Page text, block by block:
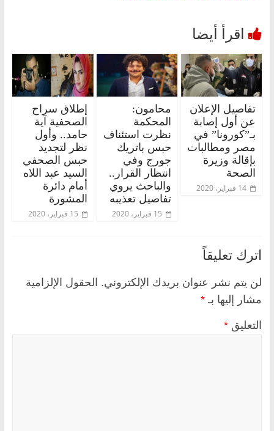
تفاصيل الإعلان
عن أول إصابة
بـ”كورونا” في
مصر ومطالبات
بإقالة وزيرة
الصحة
14 فبراير، 2020
محامون:
المحكمة
نظرت استئناف
حبس باتريك
جورج وفي
انتظار القرار..
والباحث يروي
تفاصيل تعذيبه
15 فبراير، 2020
إطلاق سراح
الصحفية آية
حامد.. وأول
نظر لتجديد
حبس الصحفي
السيد عبد اللاه
أمام دائرة
المشورة
15 فبراير، 2020
اترك تعليقاً
لن يتم نشر عنوان بريدك الإلكتروني. الحقول الإلزامية
مشار إليها بـ *
التعليق *